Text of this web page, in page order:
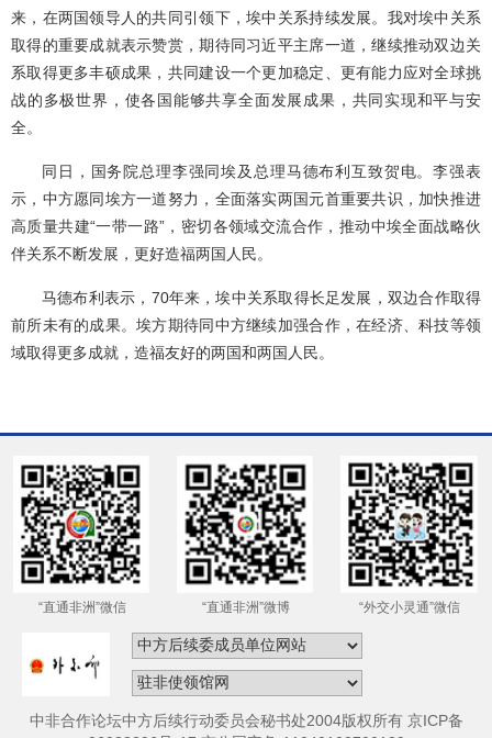
来，在两国领导人的共同引领下，埃中关系持续发展。我对埃中关系
取得的重要成就表示赞赏，期待同习近平主席一道，继续推动双边关
系取得更多丰硕成果，共同建设一个更加稳定、更有能力应对全球挑
战的多极世界，使各国能够共享全面发展成果，共同实现和平与安
全。
同日，国务院总理李强同埃及总理马德布利互致贺电。李强表
示，中方愿同埃方一道努力，全面落实两国元首重要共识，加快推进
高质量共建“一带一路”，密切各领域交流合作，推动中埃全面战略伙
伴关系不断发展，更好造福两国人民。
马德布利表示，70年来，埃中关系取得长足发展，双边合作取得
前所未有的成果。埃方期待同中方继续加强合作，在经济、科技等领
域取得更多成就，造福友好的两国和两国人民。
“直通非洲”微信 “直通非洲”微博 “外交小灵通”微信
中非合作论坛中方后续行动委员会秘书处2004版权所有 京ICP备